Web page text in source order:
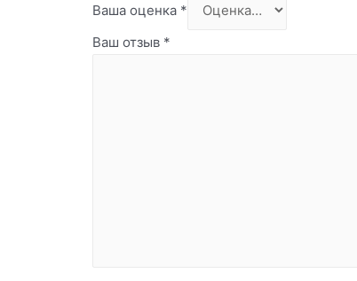
Ваша оценка *
Ваш отзыв *